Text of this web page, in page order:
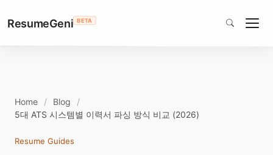
ResumeGeni BETA
Home
Blog
5대 ATS 시스템별 이력서 파싱 방식 비교 (2026)
Resume Guides